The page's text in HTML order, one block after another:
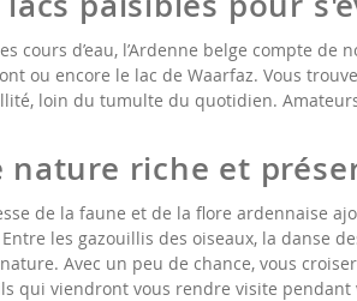
cours d’eau, l’Ardenne belge compte de
ou encore le lac de Waarfaz. Vous
loin du tumulte du quotidien.
nature riche et
de la faune et de la flore ardennaise
les gazouillis des oiseaux, la danse
Avec un peu de chance, vous
qui viendront vous rendre visite pendant